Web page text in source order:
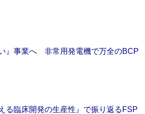
』事業へ 非常用発電機で万全のBCP
る臨床開発の生産性』で振り返るFSP